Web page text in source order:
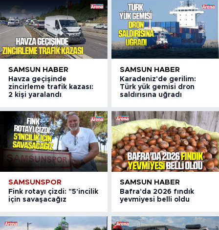
SAMSUN HABER
Havza geçişinde
zincirleme trafik kazası:
2 kişi yaralandı
SAMSUN HABER
Karadeniz'de gerilim:
Türk yük gemisi dron
saldırısına uğradı
SAMSUNSPOR
Fink rotayı çizdi: "5'incilik
için savaşacağız
SAMSUN HABER
Bafra'da 2026 fındık
yevmiyesi belli oldu